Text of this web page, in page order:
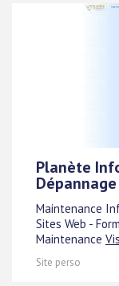
Planète
Maintenance
Sites Web -
Maintenance
Site perso